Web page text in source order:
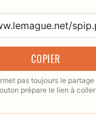
COPIER
pas toujours le partage
prépare le lien à